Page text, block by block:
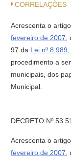
CORRELAÇÕES
Acrescenta o
fevereiro de 2007
97 da Lei nº
procedimento a
municipais, dos
Municipal.
DECRETO Nº
Acrescenta o
fevereiro de 2007